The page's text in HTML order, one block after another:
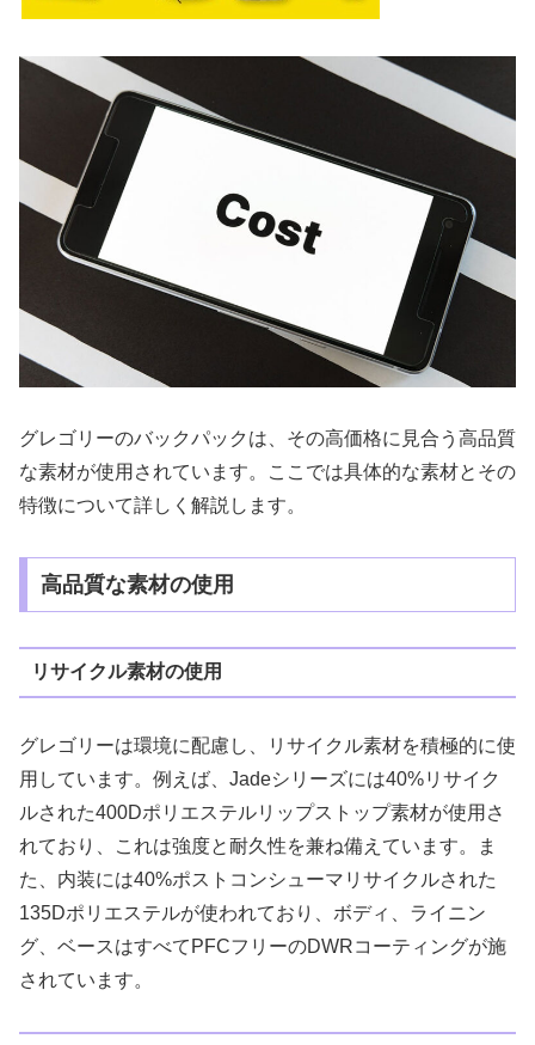
グレゴリーのバックパックは、その高価格に見合う高品質
な素材が使用されています。ここでは具体的な素材とその
特徴について詳しく解説します。
高品質な素材の使用
リサイクル素材の使用
グレゴリーは環境に配慮し、リサイクル素材を積極的に使
用しています。例えば、Jadeシリーズには40%リサイク
ルされた400Dポリエステルリップストップ素材が使用さ
れており、これは強度と耐久性を兼ね備えています。ま
た、内装には40%ポストコンシューマリサイクルされた
135Dポリエステルが使われており、ボディ、ライニン
グ、ベースはすべてPFCフリーのDWRコーティングが施
されています。